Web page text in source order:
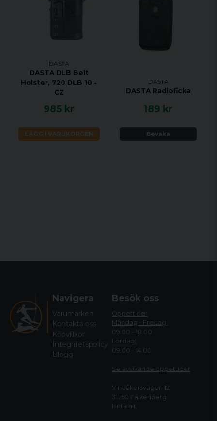
DASTA
DASTA DLB Belt
Holster, 720 DLB 10 -
CZ
985 kr
LÄGG I VARUKORGEN
DASTA
DASTA Radioficka
189 kr
Bevaka
Navigera
Varumärken
Kontakta oss
Köpvillkor
Integritetspolicy
Blogg
Besök oss
Öppettider
Måndag - Fredag:
09.00 - 18.00
Lördag:
09.00 - 14.00
Se avvikande öppettider
Vindåkersvägen 12,
311 50 Falkenberg
Hitta hit